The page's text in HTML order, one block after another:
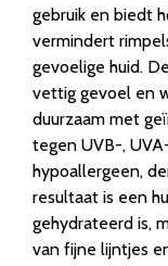
gebruik en biedt
vermindert
gevoelige huid.
vettig gevoel en
duurzaam met
tegen UVB-,
hypoallergeen,
resultaat is een
gehydrateerd is,
van fijne lijntjes